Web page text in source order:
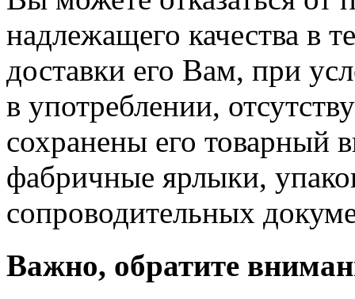
надлежащего качества в
доставки его Вам, при
в употреблении,
сохранены его товарный
фабричные ярлыки,
сопроводительных
Важно, обратите